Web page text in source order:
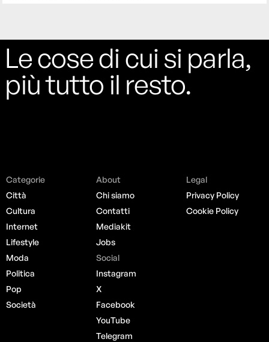
Le cose di cui si parla,
più tutto il resto.
Categorie
Città
Cultura
Internet
Lifestyle
Moda
Politica
Pop
Società
About
Chi siamo
Contatti
Mediakit
Jobs
Social
Instagram
X
Facebook
YouTube
Telegram
Legal
Privacy Policy
Cookie Policy